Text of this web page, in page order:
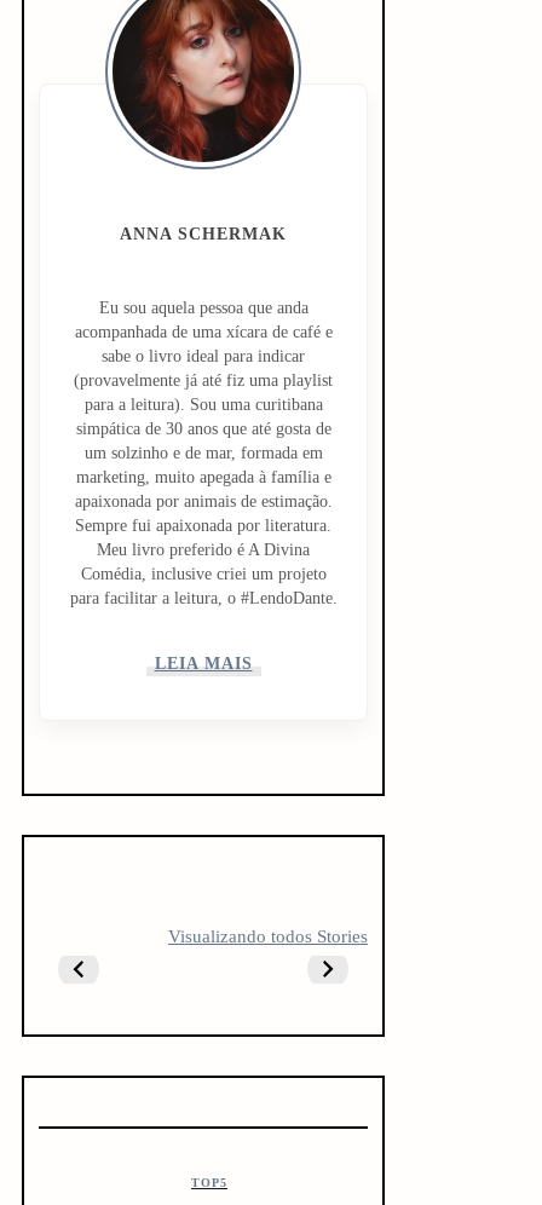
ANNA SCHERMAK
Eu sou aquela pessoa que anda
acompanhada de uma xícara de café e
sabe o livro ideal para indicar
(provavelmente já até fiz uma playlist
para a leitura). Sou uma curitibana
simpática de 30 anos que até gosta de
um solzinho e de mar, formada em
marketing, muito apegada à família e
apaixonada por animais de estimação.
Sempre fui apaixonada por literatura.
Meu livro preferido é A Divina
Comédia, inclusive criei um projeto
para facilitar a leitura, o #LendoDante.
LEIA MAIS
Visualizando todos Stories
OBCECADO
TODO
CREATOR
TOP5